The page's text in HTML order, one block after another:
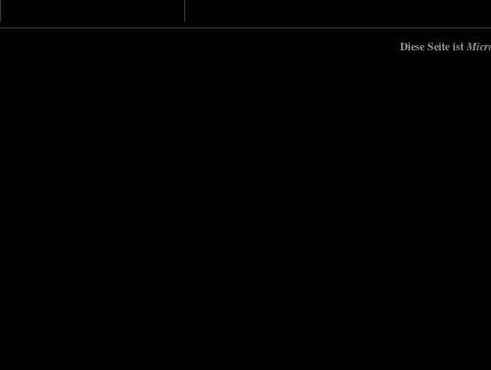
Diese Seite ist